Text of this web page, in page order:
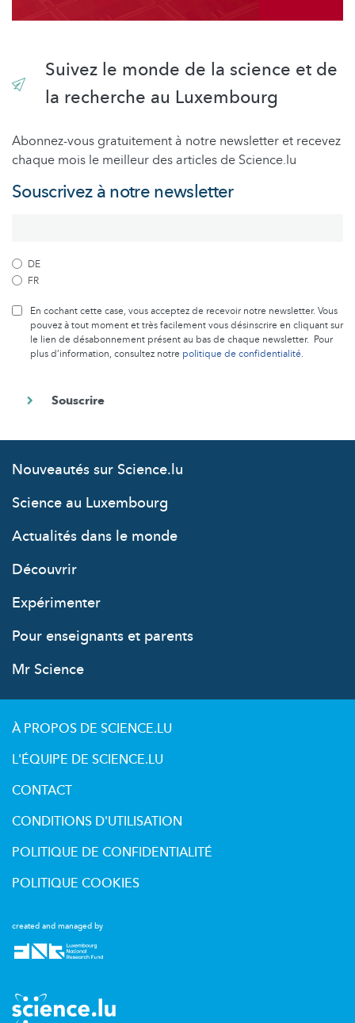
Suivez le monde de la science et de
la recherche au Luxembourg
Abonnez-vous gratuitement à notre newsletter et recevez
chaque mois le meilleur des articles de Science.lu
Souscrivez à notre newsletter
DE
FR
En cochant cette case, vous acceptez de recevoir notre newsletter. Vous
pouvez à tout moment et très facilement vous désinscrire en cliquant sur
le lien de désabonnement présent au bas de chaque newsletter. Pour
plus d’information, consultez notre politique de confidentialité.
Nouveautés sur Science.lu
Science au Luxembourg
Actualités dans le monde
Découvrir
Expérimenter
Pour enseignants et parents
Mr Science
created and managed by
À PROPOS DE SCIENCE.LU
L'ÉQUIPE DE SCIENCE.LU
CONTACT
CONDITIONS D'UTILISATION
POLITIQUE DE CONFIDENTIALITÉ
POLITIQUE COOKIES